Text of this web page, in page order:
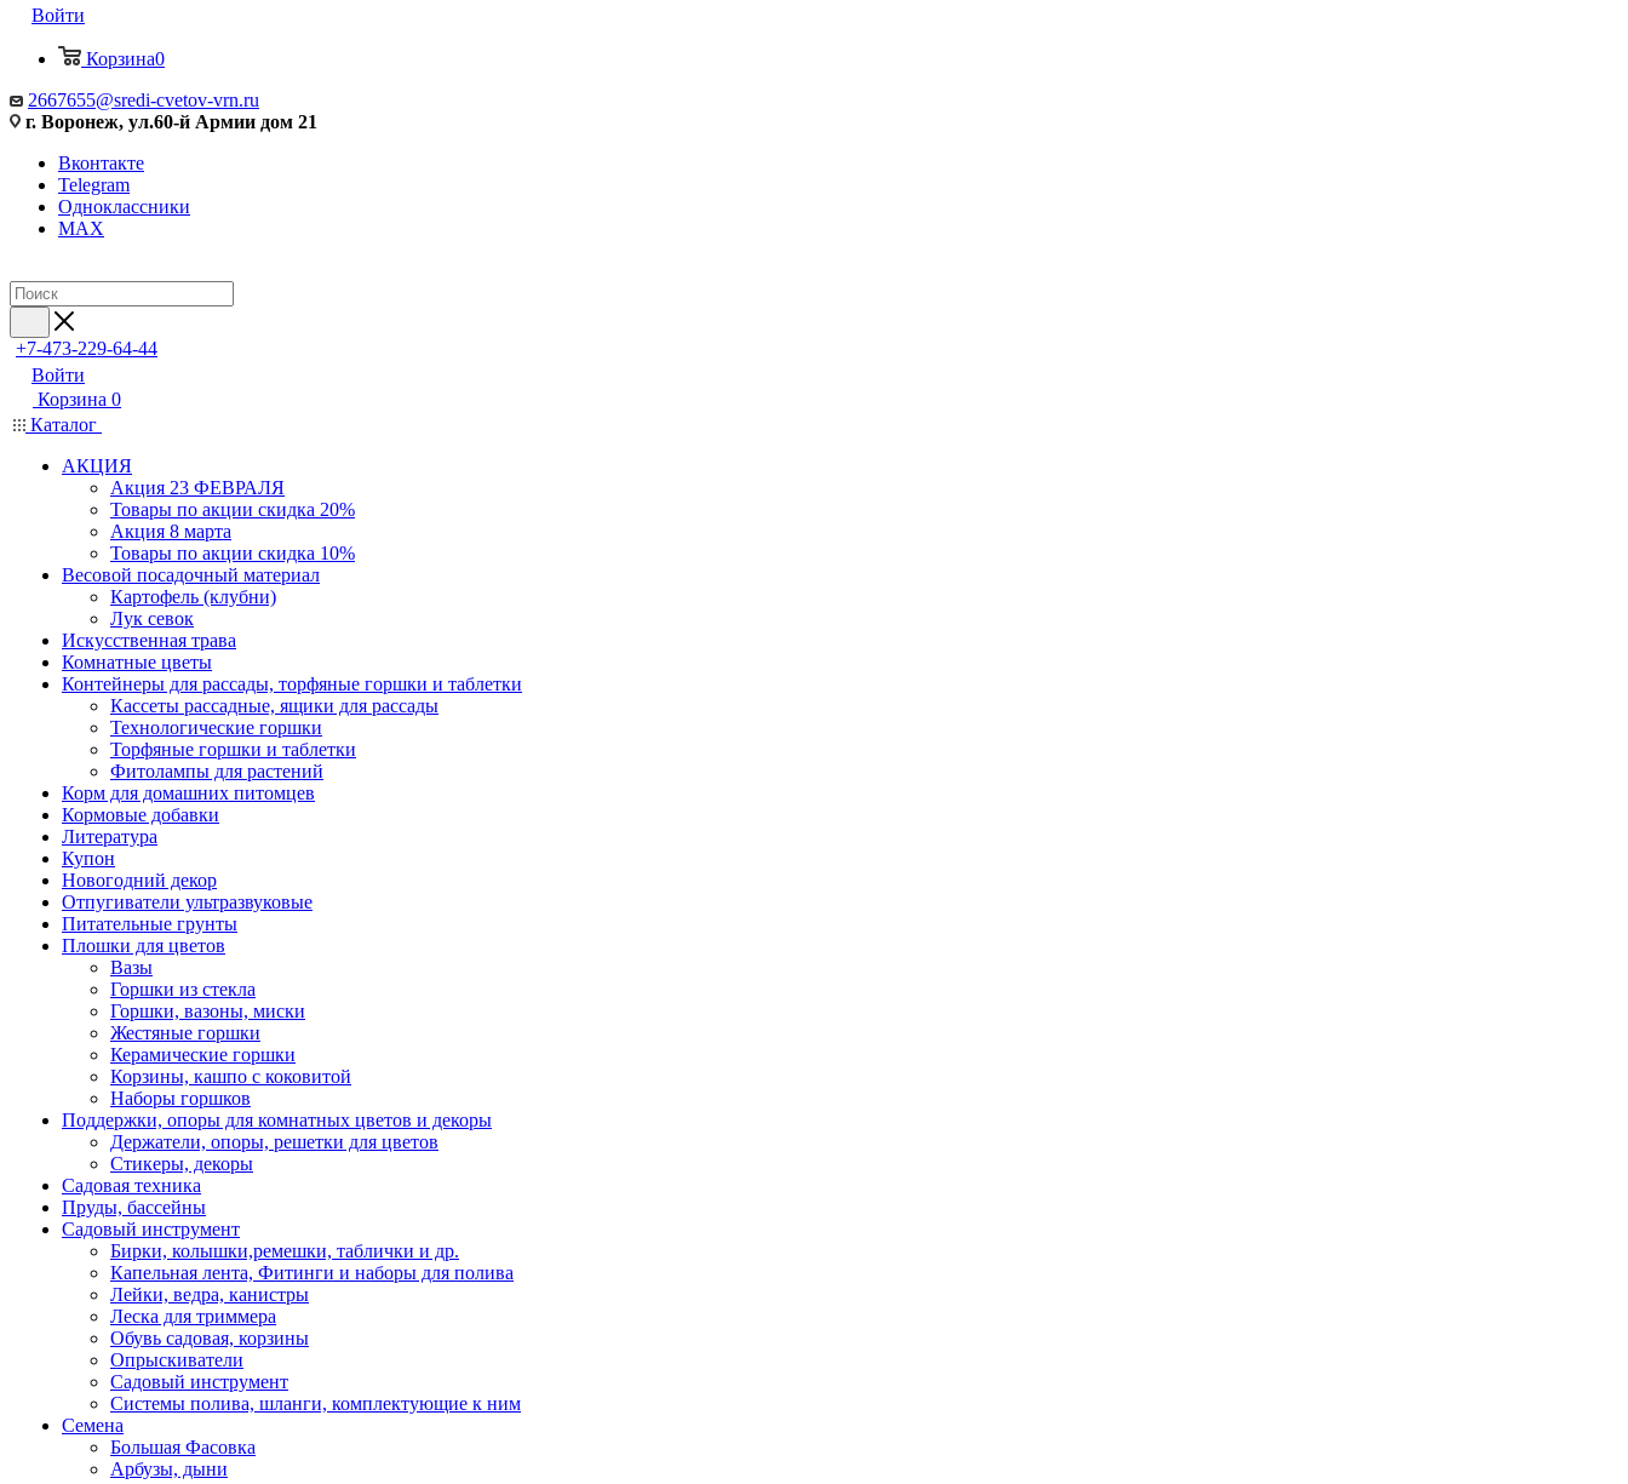
Войти
Корзина0
2667655@sredi-cvetov-vrn.ru
г. Воронеж, ул.60-й Армии дом 21
Вконтакте
Telegram
Одноклассники
MAX
+7-473-229-64-44
Войти
Корзина 0
Каталог
АКЦИЯ
Акция 23 ФЕВРАЛЯ
Товары по акции скидка 20%
Акция 8 марта
Товары по акции скидка 10%
Весовой посадочный материал
Картофель (клубни)
Лук севок
Искусственная трава
Комнатные цветы
Контейнеры для рассады, торфяные горшки и таблетки
Кассеты рассадные, ящики для рассады
Технологические горшки
Торфяные горшки и таблетки
Фитолампы для растений
Корм для домашних питомцев
Кормовые добавки
Литература
Купон
Новогодний декор
Отпугиватели ультразвуковые
Питательные грунты
Плошки для цветов
Вазы
Горшки из стекла
Горшки, вазоны, миски
Жестяные горшки
Керамические горшки
Корзины, кашпо с коковитой
Наборы горшков
Поддержки, опоры для комнатных цветов и декоры
Держатели, опоры, решетки для цветов
Стикеры, декоры
Садовая техника
Пруды, бассейны
Садовый инструмент
Бирки, колышки,ремешки, таблички и др.
Капельная лента, Фитинги и наборы для полива
Лейки, ведра, канистры
Леска для триммера
Обувь садовая, корзины
Опрыскиватели
Садовый инструмент
Системы полива, шланги, комплектующие к ним
Семена
Большая Фасовка
Арбузы, дыни